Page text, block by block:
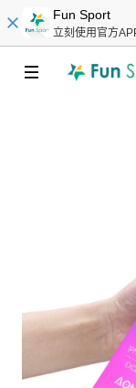
Fun Sport
立刻使用官方